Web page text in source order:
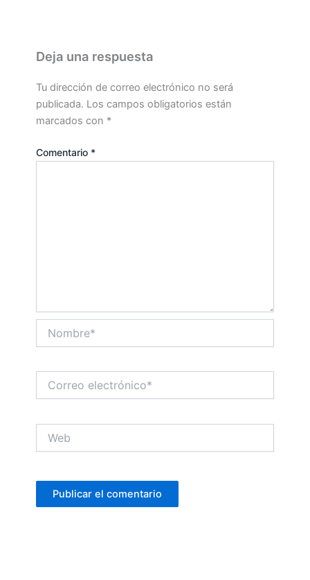
Deja una respuesta
Tu dirección de correo electrónico no será
publicada. Los campos obligatorios están
marcados con *
Comentario *
electrónico*